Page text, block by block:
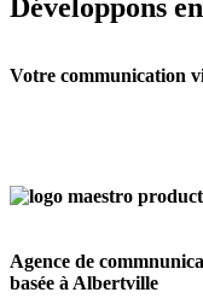
Développons
Votre communication
Agence de
basée à Albertville